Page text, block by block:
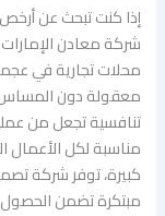
إذا كنت تبحث عن
شركة معادن
محلات تجارية في
معقولة دون المساس
تنافسية تجعل من
مناسبة لكل الأعمال
كبيرة، توفر شركة
مبتكرة تضمن